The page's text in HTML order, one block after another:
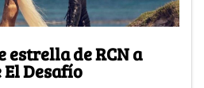
estrella de RCN a
Desafío